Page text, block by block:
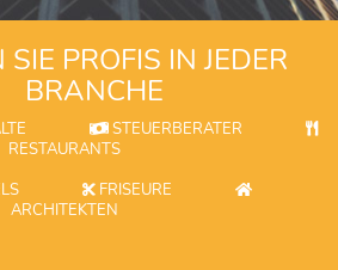
SIE PROFIS IN JEDER
BRANCHE
STEUERBERATER
RESTAURANTS
FRISEURE
ARCHITEKTEN